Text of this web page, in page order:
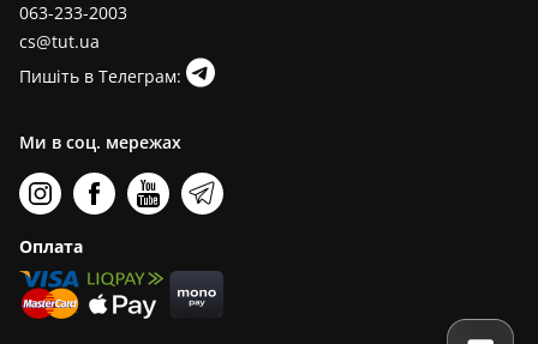
063-233-2003
cs@tut.ua
Пишіть в Телеграм:
Ми в соц. мережах
Оплата